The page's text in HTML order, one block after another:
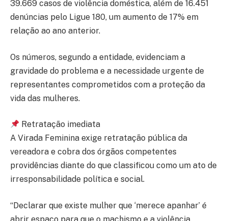
39.669 casos de violência doméstica, além de 16.451
denúncias pelo Ligue 180, um aumento de 17% em
relação ao ano anterior.
Os números, segundo a entidade, evidenciam a
gravidade do problema e a necessidade urgente de
representantes comprometidos com a proteção da
vida das mulheres.
Retratação imediata
A Virada Feminina exige retratação pública da
vereadora e cobra dos órgãos competentes
providências diante do que classificou como um ato de
irresponsabilidade política e social.
“Declarar que existe mulher que ‘merece apanhar’ é